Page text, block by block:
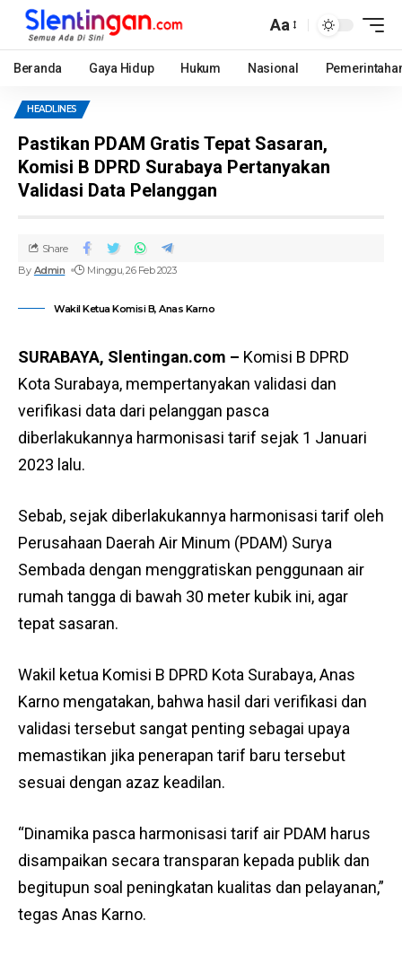
Aa
Beranda Gaya Hidup Hukum Nasional
HEADLINES
Pastikan PDAM Gratis Tepat Sasaran,
Komisi B DPRD Surabaya Pertanyakan
Validasi Data Pelanggan
By Admin Minggu, 26 Feb 2023
Share
Wakil Ketua Komisi B, Anas Karno
SURABAYA, Slentingan.com – Komisi B DPRD
Kota Surabaya, mempertanyakan validasi dan
verifikasi data dari pelanggan pasca
diberlakukannya harmonisasi tarif sejak 1 Januari
2023 lalu.
Sebab, sejak diberlakukannya harmonisasi tarif oleh
Perusahaan Daerah Air Minum (PDAM) Surya
Sembada dengan menggratiskan penggunaan air
rumah tangga di bawah 30 meter kubik ini, agar
tepat sasaran.
Wakil ketua Komisi B DPRD Kota Surabaya, Anas
Karno mengatakan, bahwa hasil dari verifikasi dan
validasi tersebut sangat penting sebagai upaya
memastikan jika penerapan tarif baru tersebut
sesuai dengan azaz keadilan.
“Dinamika pasca harmonisasi tarif air PDAM harus
disampaikan secara transparan kepada publik dan
begitupun soal peningkatan kualitas dan pelayanan,”
tegas Anas Karno.